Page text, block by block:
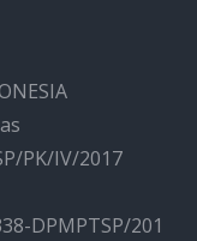
PK/IV/2017
DPMPTSP/201